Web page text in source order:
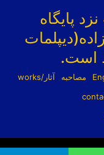
پایگاه
است.
مصاحبه
آثار/works
تلگرام